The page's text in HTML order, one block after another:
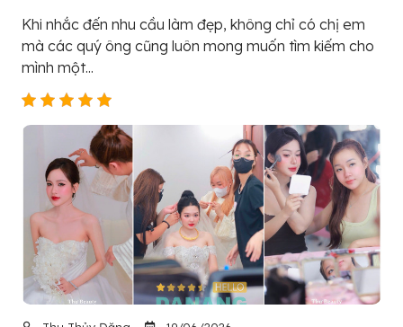
Khi nhắc đến nhu cầu làm đẹp, không chỉ có chị em
mà các quý ông cũng luôn mong muốn tìm kiếm cho
mình một...